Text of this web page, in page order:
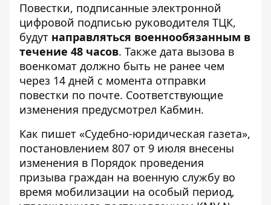
Повестки, подписанные электронной
цифровой подписью руководителя ТЦК,
будут направляться военнообязанным в
течение 48 часов. Также дата вызова в
военкомат должно быть не ранее чем
через 14 дней с момента отправки
повестки по почте. Соответствующие
изменения предусмотрел Кабмин.
Как пишет «Судебно-юридическая газета»,
постановлением 807 от 9 июля внесены
изменения в Порядок проведения
призыва граждан на военную службу во
время мобилизации на особый период,